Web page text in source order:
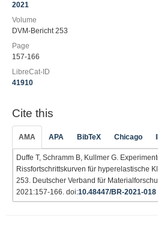
2021
Volume
DVM-Bericht 253
Page
157-166
LibreCat-ID
41910
Cite this
AMA APA BibTeX Chicago
Duffe T, Schramm B, Kullmer G.
Rissfortschrittskurven für hyperelastische
253. Deutscher Verband für
2021:157-166. doi:10.48447/BR-2021-018